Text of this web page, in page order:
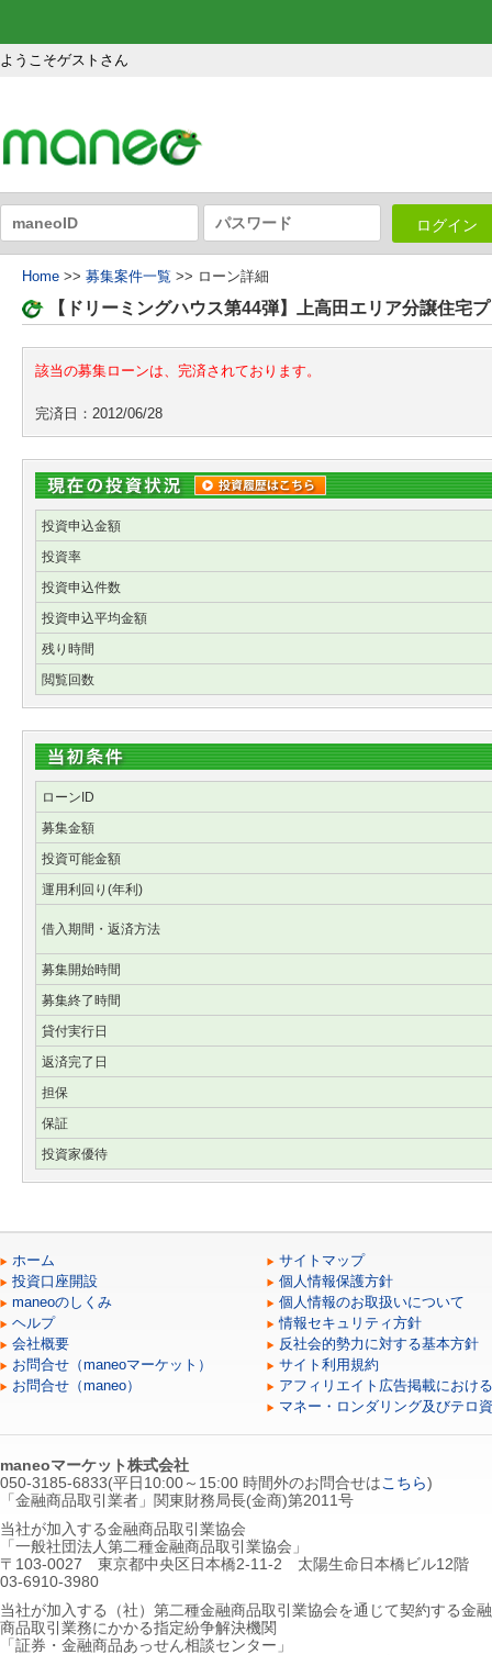
ようこそゲストさん
ログイン
Home >> 募集案件一覧 >> ローン詳細
【ドリーミングハウス第44弾】上高田エリア分譲住宅
該当の募集ローンは、完済されております。
完済日：2012/06/28
投資申込金額
投資率
投資申込件数
投資申込平均金額
残り時間
閲覧回数
ローンID
募集金額
投資可能金額
運用利回り(年利)
借入期間・返済方法
募集開始時間
募集終了時間
貸付実行日
返済完了日
担保
保証
投資家優待
ホーム
投資口座開設
maneoのしくみ
ヘルプ
会社概要
お問合せ（maneoマーケット）
お問合せ（maneo）
サイトマップ
個人情報保護方針
個人情報のお取扱いについて
情報セキュリティ方針
反社会的勢力に対する基本方針
サイト利用規約
アフィリエイト広告掲載におけ
マネー・ロンダリング及びテロ
maneoマーケット株式会社
050-3185-6833(平日10:00～15:00 時間外のお問合せは こちら)
「金融商品取引業者」関東財務局長(金商)第2011号
当社が加入する金融商品取引業協会
「一般社団法人第二種金融商品取引業協会」
〒103-0027 東京都中央区日本橋2-11-2 太陽生命日本橋ビル12階
03-6910-3980
当社が加入する（社）第二種金融商品取引業協会を通じて契約する金融
商品取引業務にかかる指定紛争解決機関
「証券・金融商品あっせん相談センター」